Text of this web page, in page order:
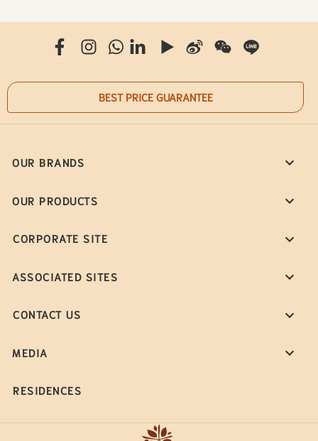
BEST PRICE GUARANTEE
OUR BRANDS
OUR PRODUCTS
CORPORATE SITE
ASSOCIATED SITES
CONTACT US
MEDIA
RESIDENCES